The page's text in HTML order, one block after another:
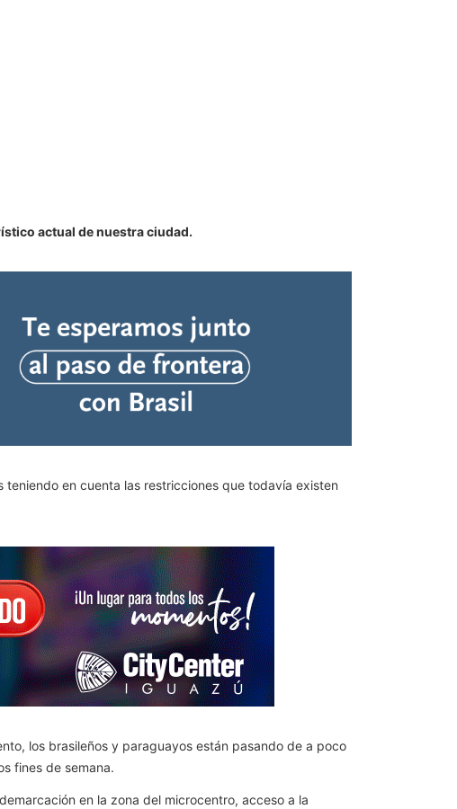
actual de nuestra ciudad.
en cuenta las restricciones que todavía existen
los brasileños y paraguayos están pasando de a poco
fines de semana.
en la zona del microcentro, acceso a la